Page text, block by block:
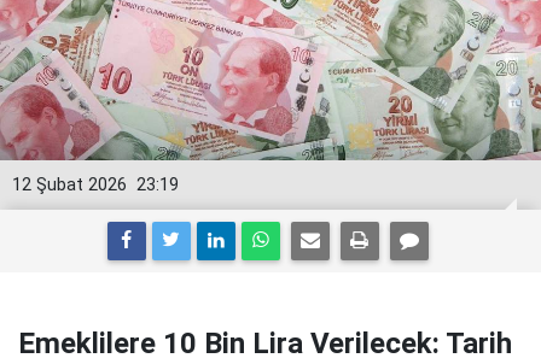
23:19
12 Şubat 2026
Emeklilere 10 Bin Lira Verilecek: Tarih